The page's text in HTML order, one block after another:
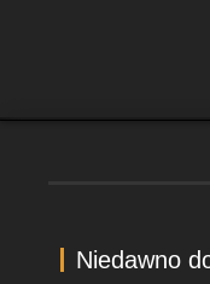
Niedawno